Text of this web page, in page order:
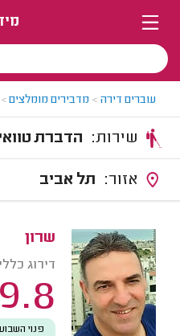
עוברים דירה > מדבירים מומלצים>
הדברת
תל אביב
שרון
דירוג כללי
9.8
פנוי